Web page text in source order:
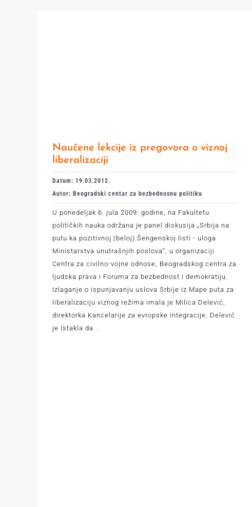
Naučene lekcije iz pregovora o viznoj
liberalizaciji
Datum: 19.03.2012.
Autor: Beogradski centar za bezbednosnu politiku
U ponedeljak 6. jula 2009. godine, na Fakultetu
političkih nauka održana je panel diskusija „Srbija na
putu ka pozitivnoj (beloj) Šengenskoj listi - uloga
Ministarstva unutrašnjih poslova“, u organizaciji
Centra za civilno-vojne odnose, Beogradskog centra za
ljudska prava i Foruma za bezbednost i demokratiju.
Izlaganje o ispunjavanju uslova Srbije iz Mape puta za
liberalizaciju viznog režima imala je Milica Delević,
direktorka Kancelarije za evropske integracije. Delević
je istakla da ...